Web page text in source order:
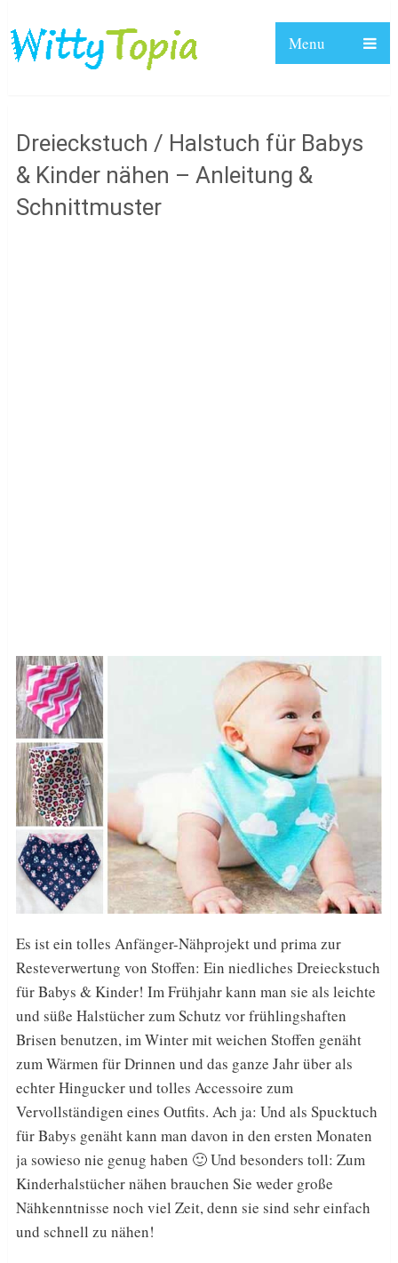
Menu
Dreieckstuch / Halstuch für Babys
& Kinder nähen – Anleitung &
Schnittmuster
Es ist ein tolles Anfänger-Nähprojekt und prima zur
Resteverwertung von Stoffen: Ein niedliches Dreieckstuch
für Babys & Kinder! Im Frühjahr kann man sie als leichte
und süße Halstücher zum Schutz vor frühlingshaften
Brisen benutzen, im Winter mit weichen Stoffen genäht
zum Wärmen für Drinnen und das ganze Jahr über als
echter Hingucker und tolles Accessoire zum
Vervollständigen eines Outfits. Ach ja: Und als Spucktuch
für Babys genäht kann man davon in den ersten Monaten
ja sowieso nie genug haben 🙂 Und besonders toll: Zum
Kinderhalstücher nähen brauchen Sie weder große
Nähkenntnisse noch viel Zeit, denn sie sind sehr einfach
und schnell zu nähen!